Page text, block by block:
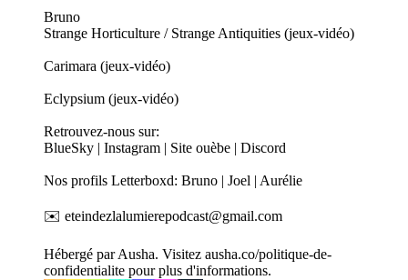
Bruno
Strange Horticulture / Strange Antiquities (jeux-vidéo)
Carimara (jeux-vidéo)
Eclypsium (jeux-vidéo)
Retrouvez-nous sur:
BlueSky | Instagram | Site ouèbe | Discord
Nos profils Letterboxd: Bruno | Joel | Aurélie
✉️ eteindezlalumierepodcast@gmail.com
Hébergé par Ausha. Visitez ausha.co/politique-de-
confidentialite pour plus d'informations.